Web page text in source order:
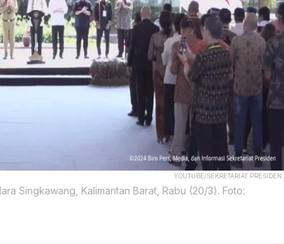
YOUTUBE/SEKRETARIAT PRESIDEN.
Singkawang, Kalimantan Barat, Rabu (20/3). Foto: